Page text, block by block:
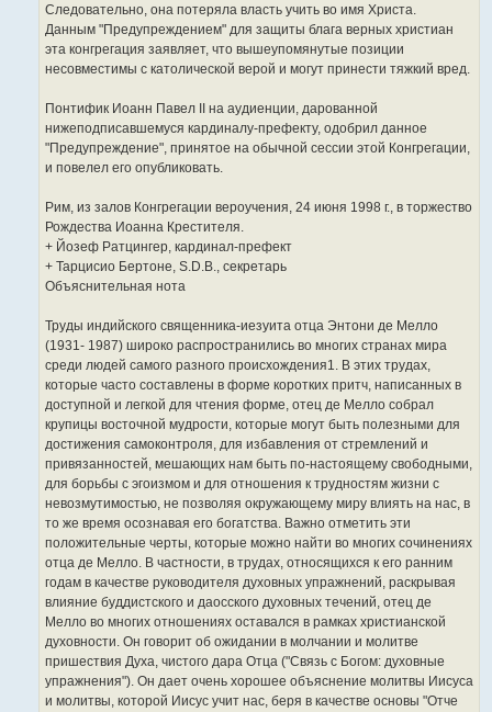
Следовательно, она потеряла власть учить во имя Христа.
Данным "Предупреждением" для защиты блага верных христиан
эта конгрегация заявляет, что вышеупомянутые позиции
несовместимы с католической верой и могут принести тяжкий вред.
Понтифик Иоанн Павел II на аудиенции, дарованной
нижеподписавшемуся кардиналу-префекту, одобрил данное
"Предупреждение", принятое на обычной сессии этой Конгрегации,
и повелел его опубликовать.
Рим, из залов Конгрегации вероучения, 24 июня 1998 г., в торжество
Рождества Иоанна Крестителя.
+ Йозеф Ратцингер, кардинал-префект
+ Тарцисио Бертоне, S.D.B., секретарь
Объяснительная нота
Труды индийского священника-иезуита отца Энтони де Мелло
(1931- 1987) широко распространились во многих странах мира
среди людей самого разного происхождения1. В этих трудах,
которые часто составлены в форме коротких притч, написанных в
доступной и легкой для чтения форме, отец де Мелло собрал
крупицы восточной мудрости, которые могут быть полезными для
достижения самоконтроля, для избавления от стремлений и
привязанностей, мешающих нам быть по-настоящему свободными,
для борьбы с эгоизмом и для отношения к трудностям жизни с
невозмутимостью, не позволяя окружающему миру влиять на нас, в
то же время осознавая его богатства. Важно отметить эти
положительные черты, которые можно найти во многих сочинениях
отца де Мелло. В частности, в трудах, относящихся к его ранним
годам в качестве руководителя духовных упражнений, раскрывая
влияние буддистского и даосского духовных течений, отец де
Мелло во многих отношениях оставался в рамках христианской
духовности. Он говорит об ожидании в молчании и молитве
пришествия Духа, чистого дара Отца ("Связь с Богом: духовные
упражнения"). Он дает очень хорошее объяснение молитвы Иисуса
и молитвы, которой Иисус учит нас, беря в качестве основы "Отче